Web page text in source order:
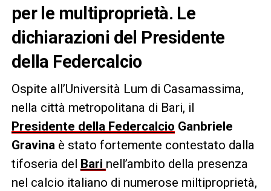
per le multiproprietà. Le
dichiarazioni del Presidente
della Federcalcio
Ospite all’Università Lum di Casamassima,
nella città metropolitana di Bari, il
Presidente della Federcalcio Ganbriele
Gravina è stato fortemente contestato dalla
tifoseria del Bari nell’ambito della presenza
nel calcio italiano di numerose miltiproprietà,